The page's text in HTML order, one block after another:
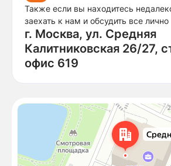
Также если вы находитесь
заехать к нам и обсудить все лично
г. Москва, ул. Средняя
Калитниковская 26/27,
офис 619
Москва
Средняя Калитниковская улица, 26/27с1 —